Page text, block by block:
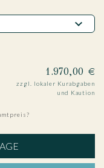
1.970,00 €
zzgl. lokaler Kurabgaben
und Kaution